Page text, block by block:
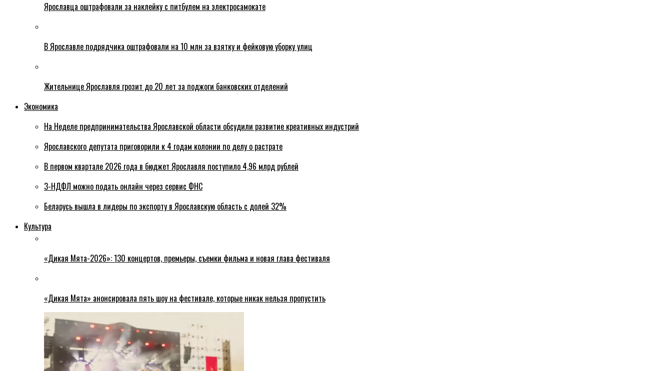
Ярославца оштрафовали за наклейку с питбулем на электросамокате
В Ярославле подрядчика оштрафовали на 10 млн за взятку и фейковую уборку улиц
Жительнице Ярославля грозит до 20 лет за поджоги банковских отделений
Экономика
На Неделе предпринимательства Ярославской области обсудили развитие креативных индустрий
Ярославского депутата приговорили к 4 годам колонии по делу о растрате
В первом квартале 2026 года в бюджет Ярославля поступило 4,96 млрд рублей
3-НДФЛ можно подать онлайн через сервис ФНС
Беларусь вышла в лидеры по экспорту в Ярославскую область с долей 32%
Культура
«Дикая Мята-2026»: 130 концертов, премьеры, съемки фильма и новая глава фестиваля
«Дикая Мята» анонсировала пять шоу на фестивале, которые никак нельзя пропустить